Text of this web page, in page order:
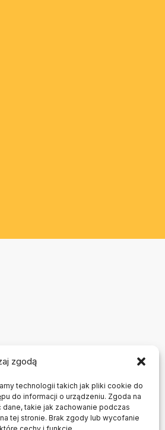
zgodą
technologii takich jak pliki cookie do
do informacji o urządzeniu. Zgoda na
takie jak zachowanie podczas
tej stronie. Brak zgody lub wycofanie